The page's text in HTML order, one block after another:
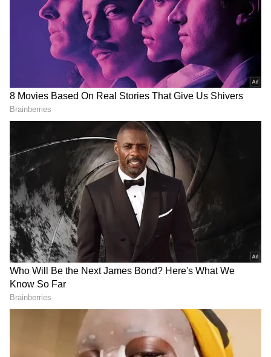
2
7
ప్రపంచంలోనే రెండవ అత్యంత ఖరీదైన పండుగా రూబీ
రోమన్ ద్రాక్ష గుర్తింపు పొందింది. యుబారి కింగ్ మెలోన్